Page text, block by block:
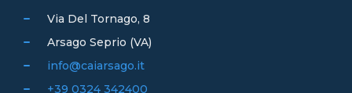
Via Del Tornago, 8
Arsago Seprio (VA)
info@caiarsago.it
+39 0324 342400